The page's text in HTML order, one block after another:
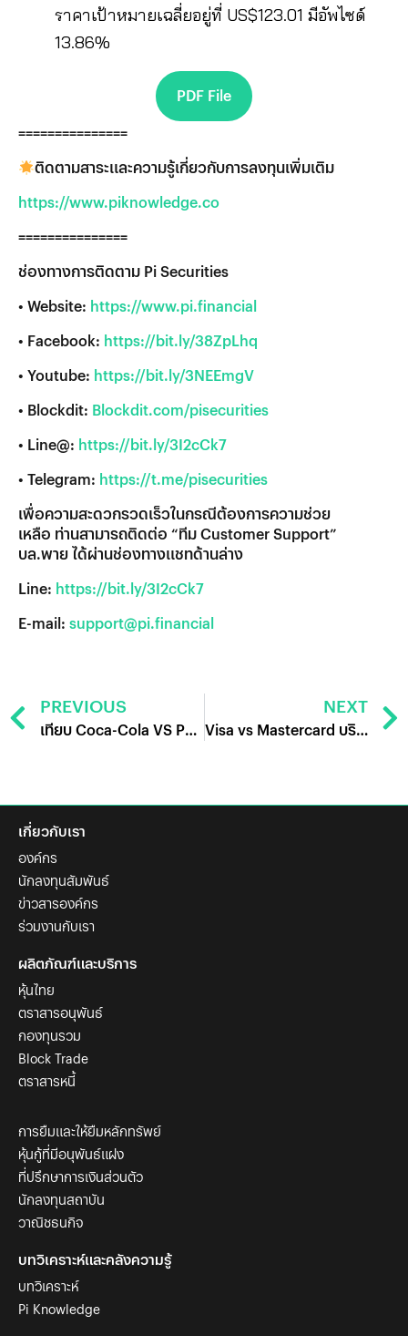
ราคาเป้าหมายเฉลี่ยอยู่ที่ US$123.01 มีอัพไซด์
13.86%
PDF File
===============
ติดตามสาระและความรู้เกี่ยวกับการลงทุนเพิ่มเติม
https://www.piknowledge.co
===============
ช่องทางการติดตาม Pi Securities
• Website: https://www.pi.financial
• Facebook: https://bit.ly/38ZpLhq
• Youtube: https://bit.ly/3NEEmgV
• Blockdit: Blockdit.com/pisecurities
• Line@: https://bit.ly/3I2cCk7
• Telegram: https://t.me/pisecurities
เพื่อความสะดวกรวดเร็วในกรณีต้องการความช่วย
เหลือ ท่านสามารถติดต่อ “ทีม Customer Support”
บล.พาย ได้ผ่านช่องทางแชทด้านล่าง
Line: https://bit.ly/3I2cCk7
E-mail: support@pi.financial
PREVIOUS
เทียบ Coca-Cola VS Pepsi หุ้นไหนซ่ากว่ากัน
NEXT
Visa vs Mastercard บริษัทไหนใหญ่กว่ากัน
เกี่ยวกับเรา
องค์กร
นักลงทุนสัมพันธ์
ข่าวสารองค์กร
ร่วมงานกับเรา
ผลิตภัณฑ์และบริการ
หุ้นไทย
ตราสารอนุพันธ์
กองทุนรวม
Block Trade
ตราสารหนี้
การยืมและให้ยืมหลักทรัพย์
หุ้นกู้ที่มีอนุพันธ์แฝง
ที่ปรึกษาการเงินส่วนตัว
นักลงทุนสถาบัน
วาณิชธนกิจ
บทวิเคราะห์และคลังความรู้
บทวิเคราะห์
Pi Knowledge